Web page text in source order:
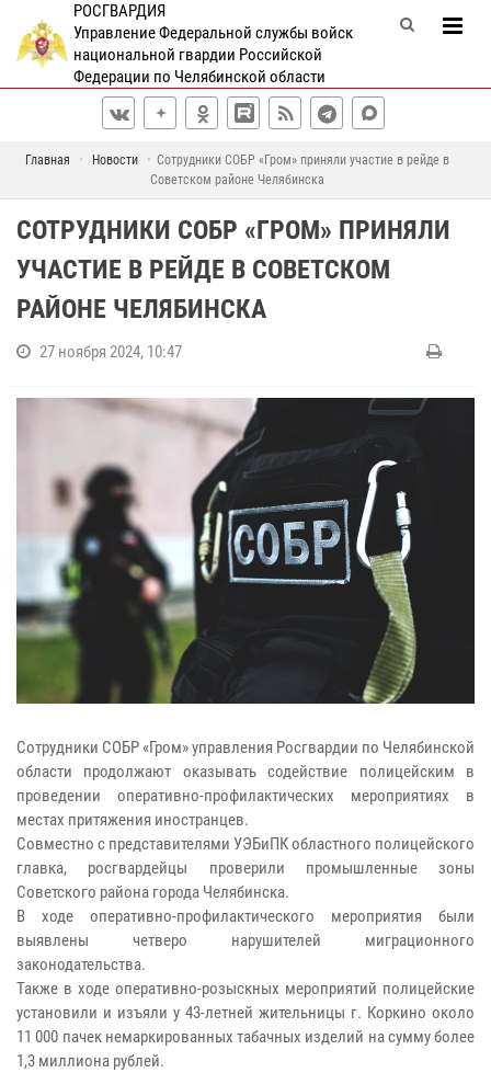
РОСГВАРДИЯ
Управление Федеральной службы войск
национальной гвардии Российской
Федерации по Челябинской области
Главная Новости
Сотрудники СОБР «Гром» приняли участие в рейде в
Советском районе Челябинска
СОТРУДНИКИ СОБР «ГРОМ» ПРИНЯЛИ
УЧАСТИЕ В РЕЙДЕ В СОВЕТСКОМ
РАЙОНЕ ЧЕЛЯБИНСКА
27 ноября 2024, 10:47
Сотрудники СОБР «Гром» управления Росгвардии по Челябинской
области продолжают оказывать содействие полицейским в
проведении оперативно-профилактических мероприятиях в
местах притяжения иностранцев.
Совместно с представителями УЭБиПК областного полицейского
главка, росгвардейцы проверили промышленные зоны
Советского района города Челябинска.
В ходе оперативно-профилактического мероприятия были
выявлены четверо нарушителей миграционного
законодательства.
Также в ходе оперативно-розыскных мероприятий полицейские
установили и изъяли у 43-летней жительницы г. Коркино около
11 000 пачек немаркированных табачных изделий на сумму более
1,3 миллиона рублей.